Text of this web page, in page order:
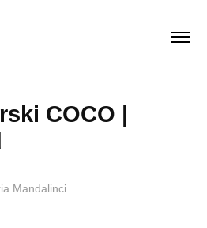
COCO |
Mandalinci